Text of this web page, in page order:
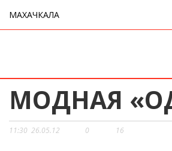
МАХАЧКАЛА
МОДНАЯ
11:30 26.05.12 0 16